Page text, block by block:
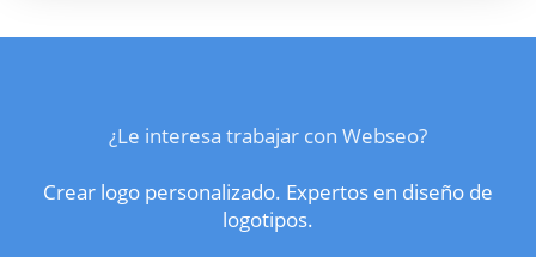
¿Le interesa trabajar con Webseo?
Crear logo personalizado. Expertos en diseño de
logotipos.